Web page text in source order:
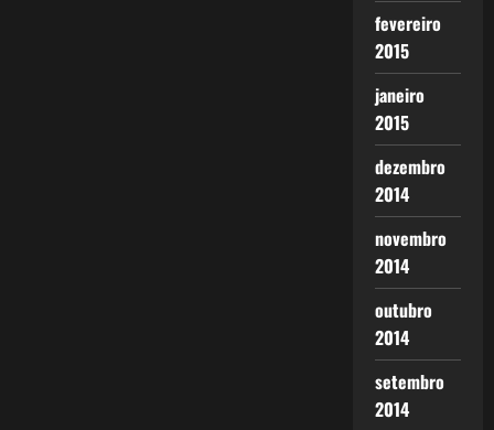
fevereiro
2015
janeiro
2015
dezembro
2014
novembro
2014
outubro
2014
setembro
2014